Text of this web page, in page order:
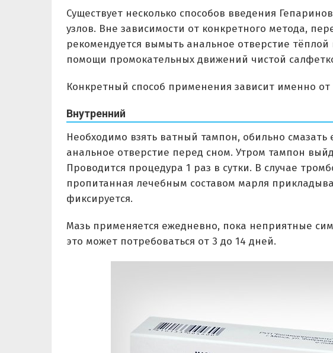
Существует несколько способов введения
узлов. Вне зависимости от конкретного метода,
рекомендуется вымыть анальное отверстие
помощи промокательных движений чистой
Конкретный способ применения зависит именно от
Внутренний
Необходимо взять ватный тампон, обильно смазать
анальное отверстие перед сном. Утром тампон
Проводится процедура 1 раз в сутки. В случае
пропитанная лечебным составом марля
фиксируется.
Мазь применяется ежедневно, пока неприятные
это может потребоваться от 3 до 14 дней.